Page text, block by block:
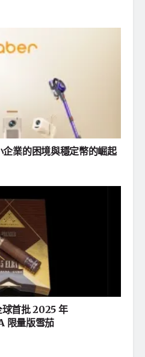
業的困境與穩定幣的崛起
首批 2025 年
限量版雪茄